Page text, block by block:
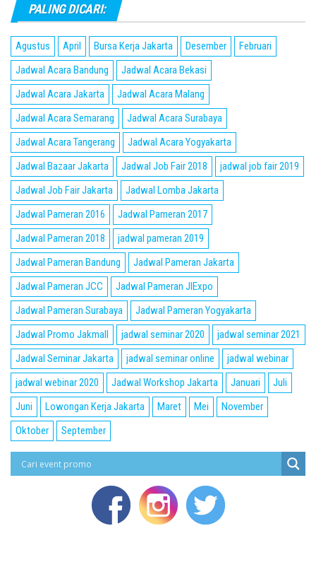
PALING DICARI:
Agustus April Bursa Kerja Jakarta Desember
Februari
Jadwal Acara Bandung
Jadwal Acara Bekasi
Jadwal Acara Jakarta
Jadwal Acara Malang
Jadwal Acara Semarang
Jadwal Acara Surabaya
Jadwal Acara Tangerang
Jadwal Acara Yogyakarta
Jadwal Bazaar Jakarta
Jadwal Job Fair 2018
jadwal job fair 2019
Jadwal Job Fair Jakarta
Jadwal Lomba Jakarta
Jadwal Pameran 2016
Jadwal Pameran 2017
Jadwal Pameran 2018
jadwal pameran 2019
Jadwal Pameran Bandung
Jadwal Pameran Jakarta
Jadwal Pameran JCC
Jadwal Pameran JIExpo
Jadwal Pameran Surabaya
Jadwal Pameran Yogyakarta
Jadwal Promo Jakmall
jadwal seminar 2020
jadwal seminar 2021
Jadwal Seminar Jakarta
jadwal seminar online
jadwal webinar
jadwal webinar 2020
Jadwal Workshop Jakarta Januari
Juli
Juni
Lowongan Kerja Jakarta Maret Mei
November
Oktober
September